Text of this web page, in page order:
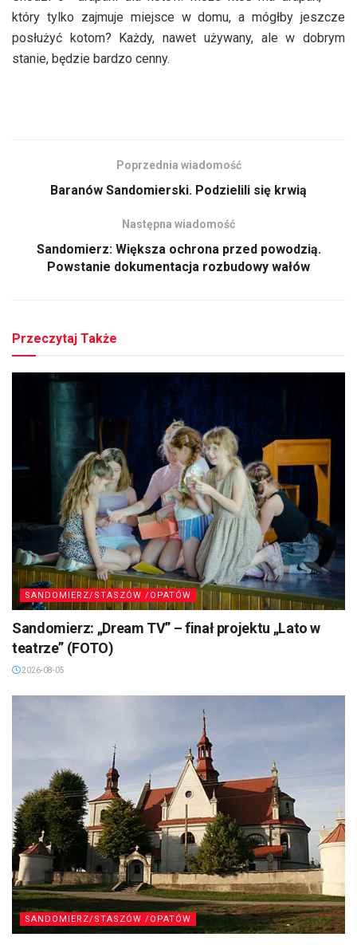
który tylko zajmuje miejsce w domu, a mógłby jeszcze
posłużyć kotom? Każdy, nawet używany, ale w dobrym
stanie, będzie bardzo cenny.
Poprzednia wiadomość
Baranów Sandomierski. Podzielili się krwią
Następna wiadomość
Sandomierz: Większa ochrona przed powodzią.
Powstanie dokumentacja rozbudowy wałów
Przeczytaj Także
SANDOMIERZ/STASZÓW /OPATÓW
Sandomierz: „Dream TV” – finał projektu „Lato w
teatrze” (FOTO)
2026-08-05
SANDOMIERZ/STASZÓW /OPATÓW